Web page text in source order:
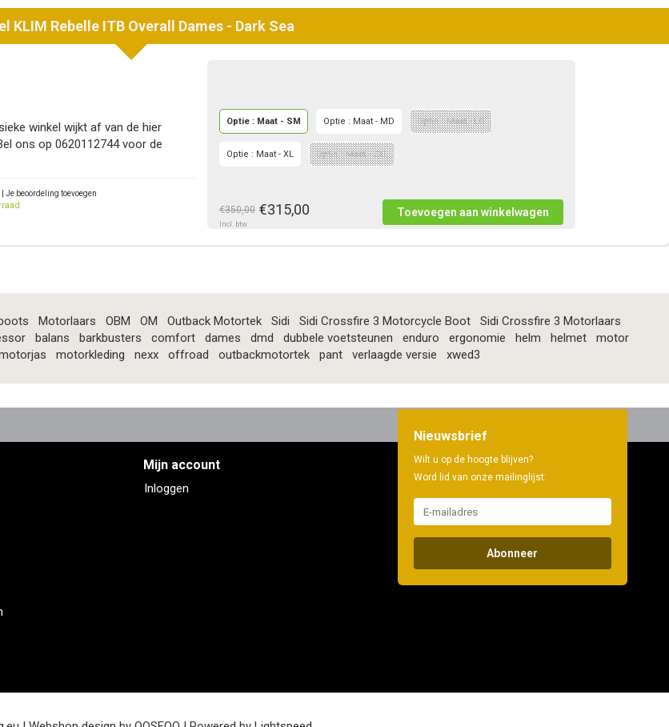
KLIM Rebelle ITB Overall Dames - Dark Sea
winkel wijkt af van de hier
ons op 0620112744 voor de
| Je beoordeling toevoegen
Optie : Maat - SM Optie : Maat - MD Optie : Maat - LG
Optie : Maat - XL Optie : Maat - 2XL
€350,00 €315,00
Incl. btw
Motorlaars OBM OM Outback Motortek Sidi Sidi Crossfire 3 Motorcycle Boot
Sidi Crossfire 3 Motorlaars
balans barkbusters comfort dames dmd dubbele voetsteunen enduro ergonomie helm helmet
motor
motorkleding nexx offroad outbackmotortek pant verlaagde versie xwed3
Mijn account
Inloggen
Nieuwsbrief
Wilt u op de hoogte blijven?
Word lid van onze mailinglijst:
Abonneer